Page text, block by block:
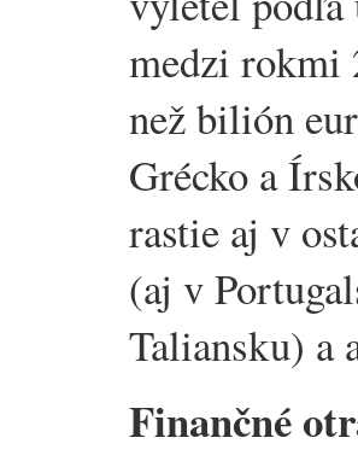
medzi rokmi
než bilión
Grécko a
rastie aj v
(aj v
Taliansku) a
Finančné